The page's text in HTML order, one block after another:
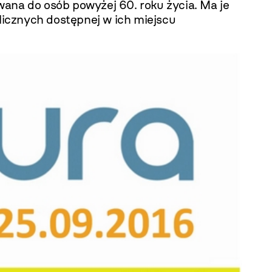
do osób powyżej 60. roku życia. Ma je
dostępnej w ich miejscu